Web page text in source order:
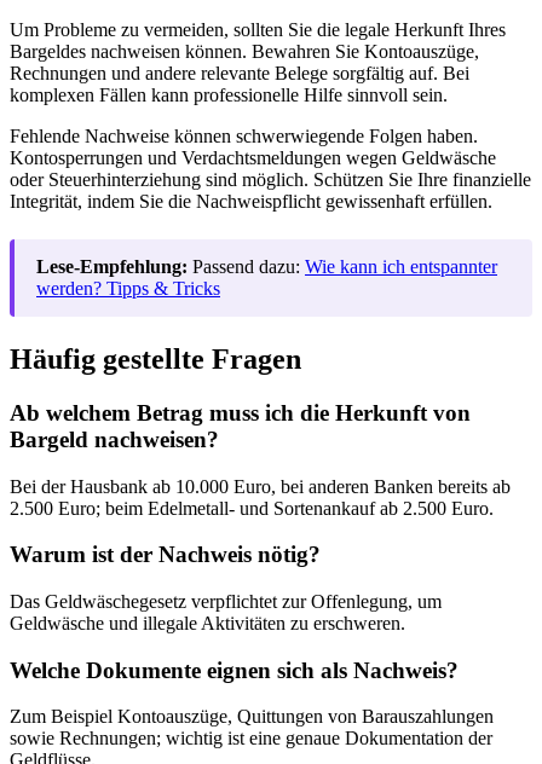
Um Probleme zu vermeiden, sollten Sie die legale Herkunft Ihres
Bargeldes nachweisen können. Bewahren Sie Kontoauszüge,
Rechnungen und andere relevante Belege sorgfältig auf. Bei
komplexen Fällen kann professionelle Hilfe sinnvoll sein.
Fehlende Nachweise können schwerwiegende Folgen haben.
Kontosperrungen und Verdachtsmeldungen wegen Geldwäsche
oder Steuerhinterziehung sind möglich. Schützen Sie Ihre finanzielle
Integrität, indem Sie die Nachweispflicht gewissenhaft erfüllen.
Lese-Empfehlung: Passend dazu: Wie kann ich entspannter
werden? Tipps & Tricks
Häufig gestellte Fragen
Ab welchem Betrag muss ich die Herkunft von
Bargeld nachweisen?
Bei der Hausbank ab 10.000 Euro, bei anderen Banken bereits ab
2.500 Euro; beim Edelmetall- und Sortenankauf ab 2.500 Euro.
Warum ist der Nachweis nötig?
Das Geldwäschegesetz verpflichtet zur Offenlegung, um
Geldwäsche und illegale Aktivitäten zu erschweren.
Welche Dokumente eignen sich als Nachweis?
Zum Beispiel Kontoauszüge, Quittungen von Barauszahlungen
sowie Rechnungen; wichtig ist eine genaue Dokumentation der